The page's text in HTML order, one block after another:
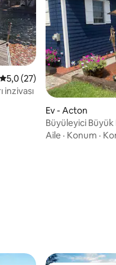
5 üzerinden ortalama 5,0
5,0 (27)
Ev - Acton
Büyüleyici
Sahil Evi!
Aile · Konum ·